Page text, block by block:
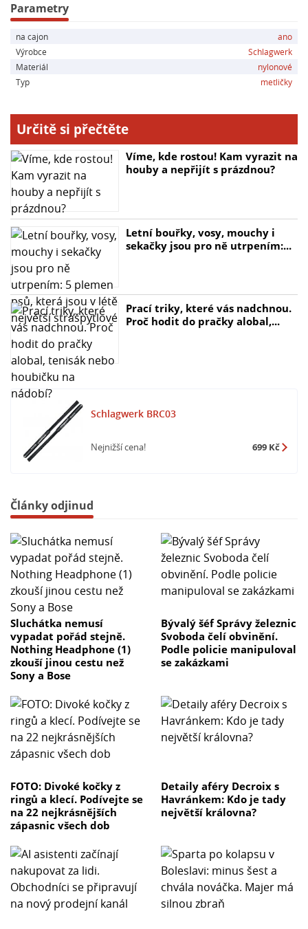
Parametry
na cajon
ano
Výrobce
Schlagwerk
Materiál
nylonové
Typ
metličky
Určitě si přečtěte
Víme, kde rostou! Kam vyrazit na
houby a nepřijít s prázdnou?
Letní bouřky, vosy, mouchy i
sekačky jsou pro ně utrpením:...
Prací triky, které vás nadchnou.
Proč hodit do pračky alobal,...
Schlagwerk BRC03
Nejnižší cena! 699 Kč
Články odjinud
Sluchátka nemusí
vypadat pořád stejně.
Nothing Headphone (1)
zkouší jinou cestu než
Sony a Bose
Bývalý šéf Správy železnic
Svoboda čelí obvinění.
Podle policie manipuloval
se zakázkami
FOTO: Divoké kočky z
ringů a klecí. Podívejte se
na 22 nejkrásnějších
zápasnic všech dob
Detaily aféry Decroix s
Havránkem: Kdo je tady
největší královna?